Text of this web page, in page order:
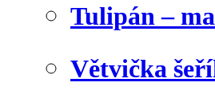
Tulipán –
Větvička